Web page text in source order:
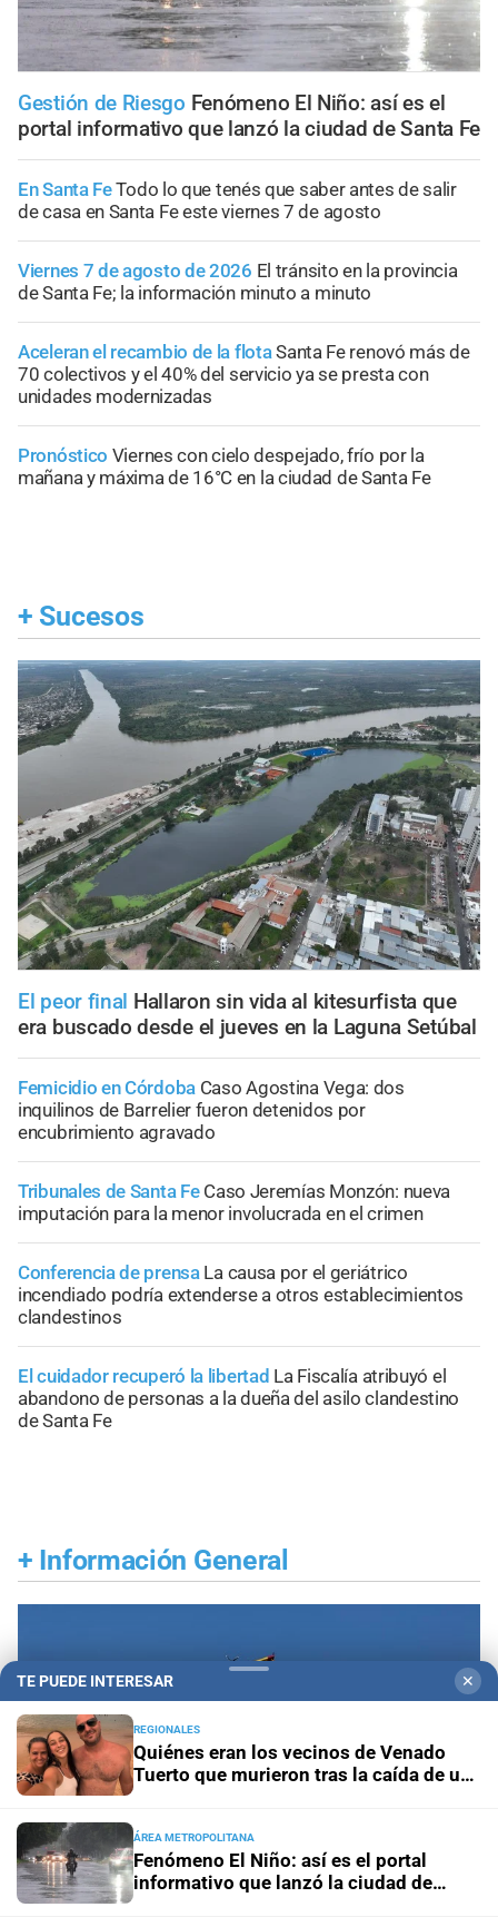
Gestión de Riesgo Fenómeno El Niño: así es el
portal informativo que lanzó la ciudad de Santa Fe
En Santa FeTodo lo que tenés que saber antes de salir
de casa en Santa Fe este viernes 7 de agosto
Viernes 7 de agosto de 2026 El tránsito en la provincia
de Santa Fe; la información minuto a minuto
Aceleran el recambio de la flotaSanta Fe renovó más de
70 colectivos y el 40% del servicio ya se presta con
unidades modernizadas
Pronóstico Viernes con cielo despejado, frío por la
mañana y máxima de 16°C en la ciudad de Santa Fe
+ Sucesos
El peor final Hallaron sin vida al kitesurfista que
era buscado desde el jueves en la Laguna Setúbal
Femicidio en Córdoba Caso Agostina Vega: dos
inquilinos de Barrelier fueron detenidos por
encubrimiento agravado
Tribunales de Santa Fe Caso Jeremías Monzón: nueva
imputación para la menor involucrada en el crimen
Conferencia de prensa La causa por el geriátrico
incendiado podría extenderse a otros establecimientos
clandestinos
El cuidador recuperó la libertad La Fiscalía atribuyó el
abandono de personas a la dueña del asilo clandestino
de Santa Fe
+ Información General
TE PUEDE INTERESAR ✕
REGIONALES
Quiénes eran los vecinos de Venado
Tuerto que murieron tras la caída de un
ÁREA METROPOLITANA
Fenómeno El Niño: así es el portal
informativo que lanzó la ciudad de